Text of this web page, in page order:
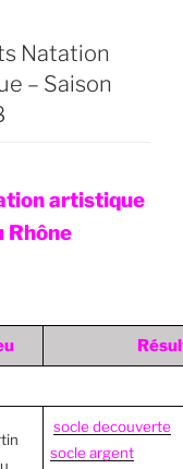
Natation
– Saison
artistique
Rhône
socle decouverte
socle argent